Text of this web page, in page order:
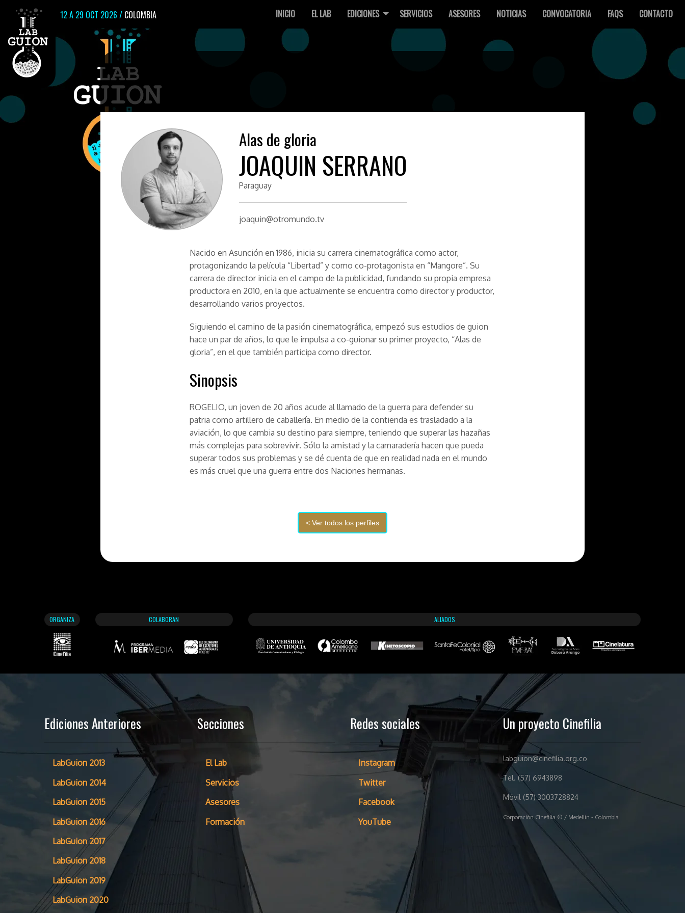
12 A 29 OCT 2026 / COLOMBIA INICIO EL LAB EDICIONES SERVICIOS ASESORES NOTICIAS CONVOCATORIA FAQS CONTACTO
Alas de gloria
JOAQUIN SERRANO
Paraguay
joaquin@otromundo.tv
Nacido en Asunción en 1986, inicia su carrera cinematográfica como actor,
protagonizando la película “Libertad” y como co-protagonista en “Mangore”. Su
carrera de director inicia en el campo de la publicidad, fundando su propia empresa
productora en 2010, en la que actualmente se encuentra como director y productor,
desarrollando varios proyectos.
Siguiendo el camino de la pasión cinematográfica, empezó sus estudios de guion
hace un par de años, lo que le impulsa a co-guionar su primer proyecto, “Alas de
gloria”, en el que también participa como director.
Sinopsis
ROGELIO, un joven de 20 años acude al llamado de la guerra para defender su
patria como artillero de caballería. En medio de la contienda es trasladado a la
aviación, lo que cambia su destino para siempre, teniendo que superar las hazañas
más complejas para sobrevivir. Sólo la amistad y la camaradería hacen que pueda
superar todos sus problemas y se dé cuenta de que en realidad nada en el mundo
es más cruel que una guerra entre dos Naciones hermanas.
ORGANIZA COLABORAN ALIADOS
Ediciones Anteriores
LabGuion 2013
LabGuion 2014
LabGuion 2015
LabGuion 2016
LabGuion 2017
LabGuion 2018
LabGuion 2019
LabGuion 2020
Secciones
El Lab
Servicios
Asesores
Formación
Redes sociales
Instagram
Twitter
Facebook
YouTube
Un proyecto Cinefilia
labguion@cinefilia.org.co
Tel. (57) 6943898
Móvil (57) 3003728824
Corporación Cinefilia © / Medellín - Colombia